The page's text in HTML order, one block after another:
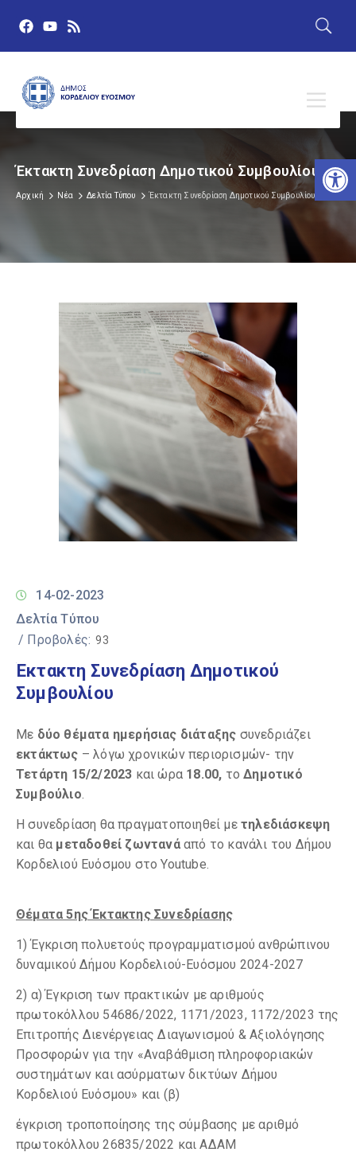
Έκτακτη Συνεδρίαση Δημοτικού Συμβουλίου
Αρχική Νέα Δελτία Τύπου Έκτακτη Συνεδρίαση Δημοτικού Συμβουλίου
14-02-2023
Δελτία Τύπου
/ Προβολές: 93
Έκτακτη Συνεδρίαση Δημοτικού
Συμβουλίου
Με δύο θέματα ημερήσιας διάταξης συνεδριάζει
εκτάκτως – λόγω χρονικών περιορισμών- την
Τετάρτη 15/2/2023 και ώρα 18.00, τοΔημοτικό
Συμβούλιο.
Η συνεδρίαση θα πραγματοποιηθεί μετηλεδιάσκεψη
και θα μεταδοθεί ζωντανάαπό το κανάλι του Δήμου
Κορδελιού Ευόσμου στο Youtube.
Θέματα 5ης Έκτακτης Συνεδρίασης
1) Έγκριση πολυετούς προγραμματισμού ανθρώπινου
δυναμικού Δήμου Κορδελιού-Ευόσμου 2024-2027
2) α) Έγκριση των πρακτικών με αριθμούς
πρωτοκόλλου 54686/2022, 1171/2023, 1172/2023 της
Επιτροπής Διενέργειας Διαγωνισμού & Αξιολόγησης
Προσφορών για την «Αναβάθμιση πληροφοριακών
συστημάτων και ασύρματων δικτύων Δήμου
Κορδελιού Ευόσμου» και (β)
έγκριση τροποποίησης της σύμβασης με αριθμό
πρωτοκόλλου 26835/2022 και ΑΔΑΜ